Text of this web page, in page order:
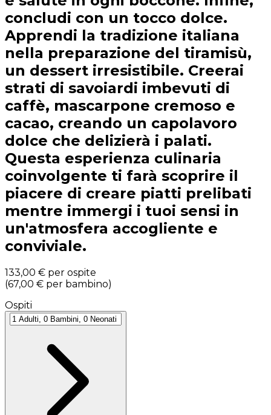
concludi con un tocco dolce.
Apprendi la tradizione italiana
nella preparazione del tiramisù,
un dessert irresistibile. Creerai
strati di savoiardi imbevuti di
caffè, mascarpone cremoso e
cacao, creando un capolavoro
dolce che delizierà i palati.
Questa esperienza culinaria
coinvolgente ti farà scoprire il
piacere di creare piatti prelibati
mentre immergi i tuoi sensi in
un'atmosfera accogliente e
conviviale.
133,00 € per ospite
(67,00 € per bambino)
Ospiti